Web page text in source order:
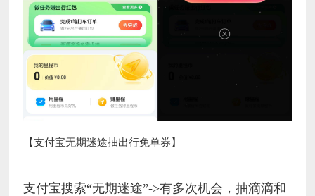
【支付宝无期迷途抽出行免单券】
支付宝搜索“无期迷途”->有多次机会，抽滴滴和